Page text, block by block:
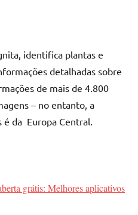
identifica plantas e
detalhadas sobre
de mais de 4.800
– no entanto, a
é da Europa Central.
grátis: Melhores aplicativos